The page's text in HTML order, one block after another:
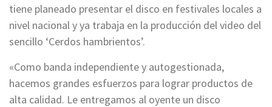
tiene planeado presentar el disco en festivales locales a
nivel nacional y ya trabaja en la producción del video del
sencillo ‘Cerdos hambrientos’.
«Como banda independiente y autogestionada,
hacemos grandes esfuerzos para lograr productos de
alta calidad. Le entregamos al oyente un disco